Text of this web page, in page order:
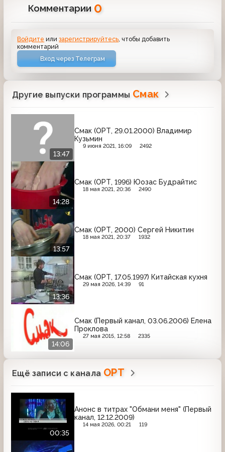
Комментарии 0
Войдите илизарегистрируйтесь, чтобы добавить
комментарий
Вход через Телеграм
Другие выпуски программы Смак
13:47
Смак (ОРТ, 29.01.2000) Владимир
Кузьмин
9 июня 2021, 16:09 2492
14:28
Смак (ОРТ, 1996) Юозас Будрайтис
18 мая 2021, 20:36 2490
13:57
Смак (ОРТ, 2000) Сергей Никитин
18 мая 2021, 20:37 1932
13:36
Смак (ОРТ, 17.05.1997) Китайская кухня
29 мая 2026, 14:39 91
14:06
Смак (Первый канал, 03.06.2006) Елена
Проклова
27 мая 2015, 12:58 2335
Ещё записи с канала ОРТ
00:35
Анонс в титрах "Обмани меня" (Первый
канал, 12.12.2009)
14 мая 2026, 00:21 119